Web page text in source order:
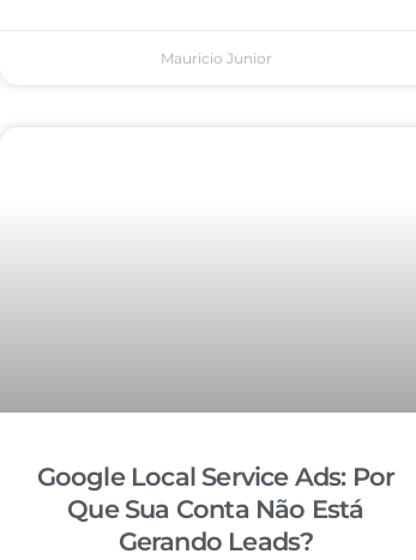
Mauricio Junior
Google Local Service Ads: Por
Que Sua Conta Não Está
Gerando Leads?